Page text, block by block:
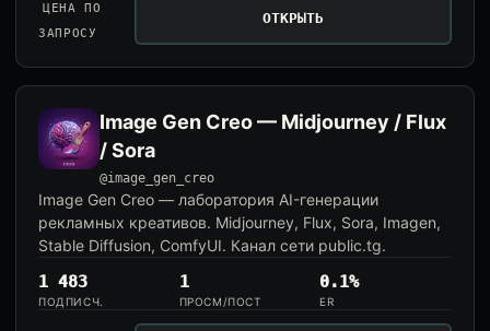
ЦЕНА ПО
ЗАПРОСУ
ОТКРЫТЬ
Image Gen Creo — Midjourney / Flux
/ Sora
@image_gen_creo
Image Gen Creo — лаборатория AI-генерации
рекламных креативов. Midjourney, Flux, Sora, Imagen,
Stable Diffusion, ComfyUI. Канал сети public.tg.
1 483
ПОДПИСЧ.
1
ПРОСМ/ПОСТ
0.1%
ER